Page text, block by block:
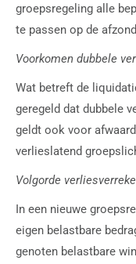
groepsregeling alle
te passen op de
Voorkomen dubbele
Wat betreft de
geregeld dat dubbele
geldt ook voor
verlieslatend
Volgorde
In een nieuwe
eigen belastbare
genoten belastbare